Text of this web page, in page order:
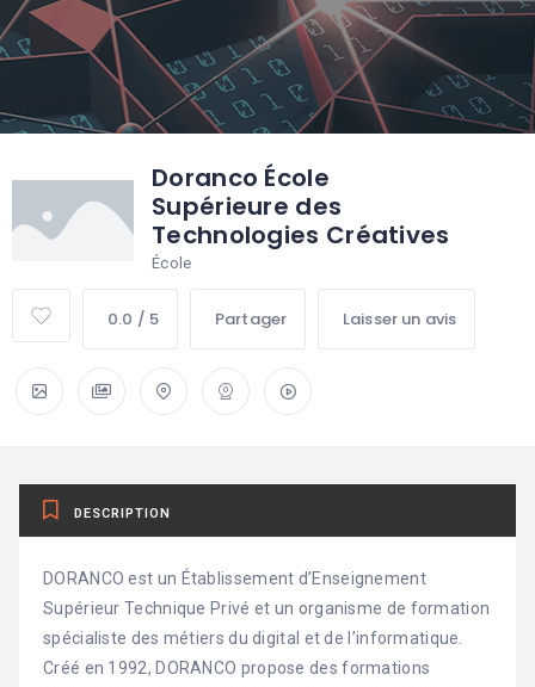
Doranco École
Supérieure des
Technologies Créatives
École
0.0 / 5 Partager Laisser un avis
DESCRIPTION
DORANCO est un Établissement d’Enseignement
Supérieur Technique Privé et un organisme de formation
spécialiste des métiers du digital et de l’informatique.
Créé en 1992, DORANCO propose des formations